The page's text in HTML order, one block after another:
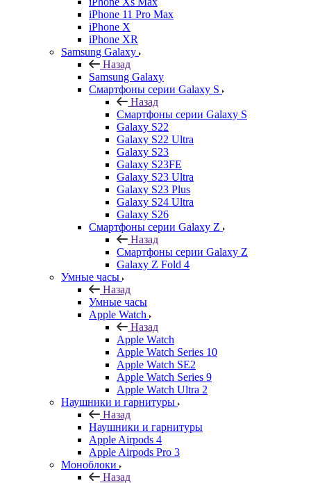
iPhone 11 Pro Max
iPhone X
iPhone XR
Samsung Galaxy
Назад
Samsung Galaxy
Смартфоны серии Galaxy S
Назад
Смартфоны серии Galaxy S
Galaxy S22
Galaxy S22 Ultra
Galaxy S23
Galaxy S23FE
Galaxy S23 Ultra
Galaxy S23 Plus
Galaxy S24 Ultra
Galaxy S26
Смартфоны серии Galaxy Z
Назад
Смартфоны серии Galaxy Z
Galaxy Z Fold 4
Умные часы
Назад
Умные часы
Apple Watch
Назад
Apple Watch
Apple Watch Series 10
Apple Watch SE2
Apple Watch Series 9
Apple Watch Ultra 2
Наушники и гарнитуры
Назад
Наушники и гарнитуры
Apple Airpods 4
Apple Airpods Pro 3
Моноблоки
Назад